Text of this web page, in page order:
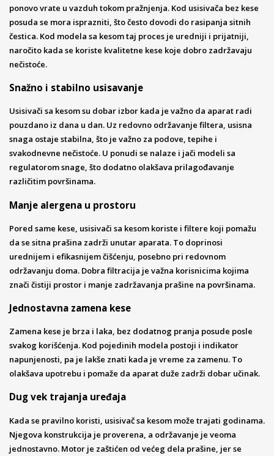
ponovo vrate u vazduh tokom pražnjenja. Kod usisivača bez kese
posuda se mora isprazniti, što često dovodi do rasipanja sitnih
čestica. Kod modela sa kesom taj proces je uredniji i prijatniji,
naročito kada se koriste kvalitetne kese koje dobro zadržavaju
nečistoće.
Snažno i stabilno usisavanje
Usisivači sa kesom su dobar izbor kada je važno da aparat radi
pouzdano iz dana u dan. Uz redovno održavanje filtera, usisna
snaga ostaje stabilna, što je važno za podove, tepihe i
svakodnevne nečistoće. U ponudi se nalaze i jači modeli sa
regulatorom snage, što dodatno olakšava prilagođavanje
različitim površinama.
Manje alergena u prostoru
Pored same kese, usisivači sa kesom koriste i filtere koji pomažu
da se sitna prašina zadrži unutar aparata. To doprinosi
urednijem i efikasnijem čišćenju, posebno pri redovnom
održavanju doma. Dobra filtracija je važna korisnicima kojima
znači čistiji prostor i manje zadržavanja prašine na površinama.
Jednostavna zamena kese
Zamena kese je brza i laka, bez dodatnog pranja posude posle
svakog korišćenja. Kod pojedinih modela postoji i indikator
napunjenosti, pa je lakše znati kada je vreme za zamenu. To
olakšava upotrebu i pomaže da aparat duže zadrži dobar učinak.
Dug vek trajanja uređaja
Kada se pravilno koristi, usisivač sa kesom može trajati godinama.
Njegova konstrukcija je proverena, a održavanje je veoma
jednostavno. Motor je zaštićen od većeg dela prašine, jer se